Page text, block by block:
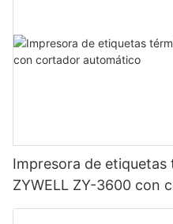
Impresora de
ZYWELL ZY-3600 con